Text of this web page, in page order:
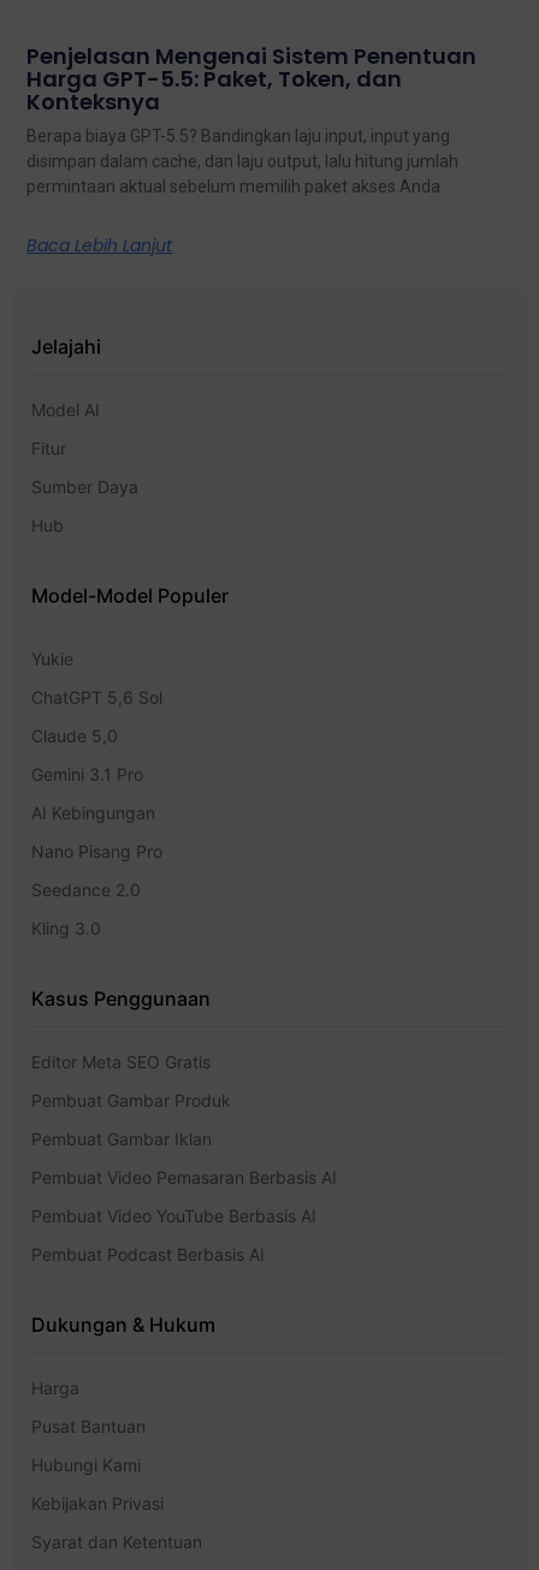
Penjelasan Mengenai Sistem Penentuan
Harga GPT-5.5: Paket, Token, dan
Konteksnya
Berapa biaya GPT-5.5? Bandingkan laju input, input yang
disimpan dalam cache, dan laju output, lalu hitung jumlah
permintaan aktual sebelum memilih paket akses Anda.
Baca Lebih Lanjut
Jelajahi
Model AI
Fitur
Sumber Daya
Hub
Model-Model Populer
Yukie
ChatGPT 5,6 Sol
Claude 5,0
Gemini 3.1 Pro
AI Kebingungan
Nano Pisang Pro
Seedance 2.0
Kling 3.0
Kasus Penggunaan
Editor Meta SEO Gratis
Pembuat Gambar Produk
Pembuat Gambar Iklan
Pembuat Video Pemasaran Berbasis AI
Pembuat Video YouTube Berbasis AI
Pembuat Podcast Berbasis AI
Dukungan & Hukum
Harga
Pusat Bantuan
Hubungi Kami
Kebijakan Privasi
Syarat dan Ketentuan